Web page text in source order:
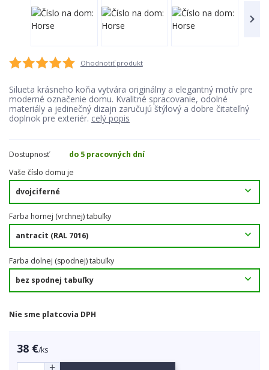
Ohodnotiť produkt
Silueta krásneho koňa vytvára originálny a elegantný motív pre
moderné označenie domu. Kvalitné spracovanie, odolné
materiály a jedinečný dizajn zaručujú štýlový a dobre čitateľný
doplnok pre exteriér. celý popis
Dostupnosť
do 5 pracovných dní
Vaše číslo domu je
Farba hornej (vrchnej) tabuľky
Farba dolnej (spodnej) tabuľky
Nie sme platcovia DPH
38 €/ks